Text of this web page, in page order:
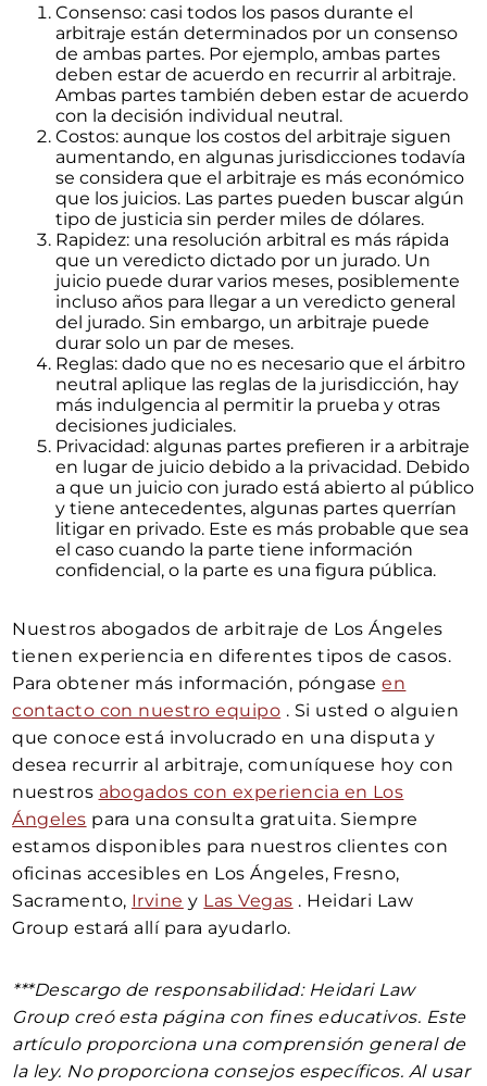
Consenso: casi todos los pasos durante el
arbitraje están determinados por un consenso
de ambas partes. Por ejemplo, ambas partes
deben estar de acuerdo en recurrir al arbitraje.
Ambas partes también deben estar de acuerdo
con la decisión individual neutral.
Costos: aunque los costos del arbitraje siguen
aumentando, en algunas jurisdicciones todavía
se considera que el arbitraje es más económico
que los juicios. Las partes pueden buscar algún
tipo de justicia sin perder miles de dólares.
Rapidez: una resolución arbitral es más rápida
que un veredicto dictado por un jurado. Un
juicio puede durar varios meses, posiblemente
incluso años para llegar a un veredicto general
del jurado. Sin embargo, un arbitraje puede
durar solo un par de meses.
Reglas: dado que no es necesario que el árbitro
neutral aplique las reglas de la jurisdicción, hay
más indulgencia al permitir la prueba y otras
decisiones judiciales.
Privacidad: algunas partes prefieren ir a arbitraje
en lugar de juicio debido a la privacidad. Debido
a que un juicio con jurado está abierto al público
y tiene antecedentes, algunas partes querrían
litigar en privado. Este es más probable que sea
el caso cuando la parte tiene información
confidencial, o la parte es una figura pública.
Nuestros abogados de arbitraje de Los Ángeles
tienen experiencia en diferentes tipos de casos.
Para obtener más información, póngaseen
contacto con nuestro equipo . Si usted o alguien
que conoce está involucrado en una disputa y
desea recurrir al arbitraje, comuníquese hoy con
nuestros abogados con experiencia en Los
Ángeles para una consulta gratuita. Siempre
estamos disponibles para nuestros clientes con
oficinas accesibles en Los Ángeles, Fresno,
Sacramento, Irvine y Las Vegas . Heidari Law
Group estará allí para ayudarlo.
***Descargo de responsabilidad: Heidari Law
Group creó esta página con fines educativos. Este
artículo proporciona una comprensión general de
la ley. No proporciona consejos específicos. Al usar